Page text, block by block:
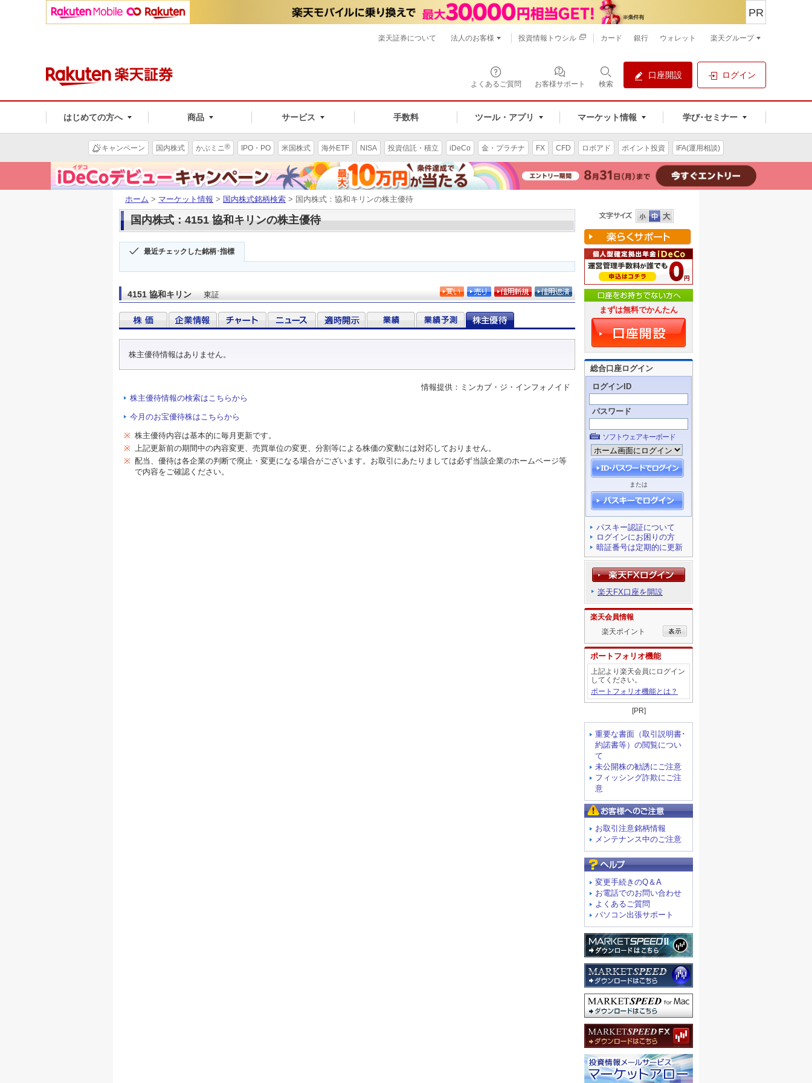
よくあるご質問 お客様サポート 検索
口座開設 ログイン
はじめての方へ 商品 サービス 手数料 ツール・アプリ マーケット情報 学び･セミナー
PR
楽天証券について 法人のお客様 投資情報トウシル カード 銀行 ウォレット 楽天グループ
キャンペーン 国内株式 かぶミニ® IPO・PO 米国株式 海外ETF NISA 投資信託・積立 iDeCo 金・プラチナ FX CFD ロボアド ポイント投資 IFA(運用相談)
ホーム > マーケット情報 > 国内株式銘柄検索 > 国内株式：協和キリンの株主優待
国内株式：4151 協和キリンの株主優待
最近チェックした銘柄･指標
4151 協和キリン 東証
株主優待情報はありません。
情報提供：ミンカブ・ジ・インフォノイド
株主優待情報の検索はこちらから
今月のお宝優待株はこちらから
※ 株主優待内容は基本的に毎月更新です。
※ 上記更新前の期間中の内容変更、売買単位の変更、分割等による株価の変動には対応しておりません。
※ 配当、優待は各企業の判断で廃止・変更になる場合がございます。お取引にあたりましては必ず当該企業のホームページ等
で内容をご確認ください。
まずは無料でかんたん
総合口座ログイン
ログインID
パスワード
ソフトウェアキーボード
または
パスキー認証について
ログインにお困りの方
暗証番号は定期的に更新
楽天FX口座を開設
楽天会員情報
楽天ポイント
ポートフォリオ機能
上記より楽天会員にログイン
してください。
ポートフォリオ機能とは？
[PR]
重要な書面（取引説明書･
約諾書等）の閲覧につい
て
未公開株の勧誘にご注意
フィッシング詐欺にご注
意
お取引注意銘柄情報
メンテナンス中のご注意
変更手続きのQ＆A
お電話でのお問い合わせ
よくあるご質問
パソコン出張サポート